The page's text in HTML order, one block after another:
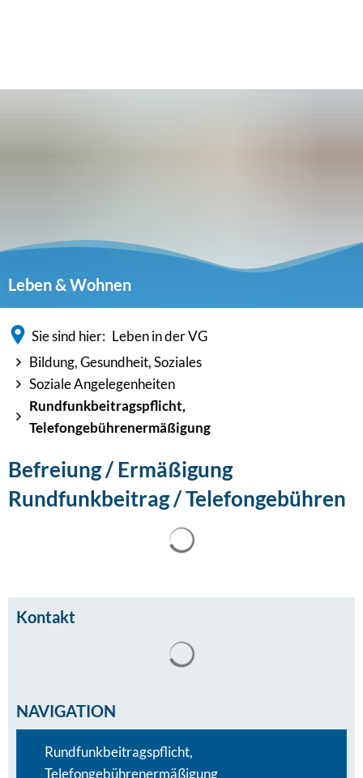
Leben & Wohnen
Sie sind hier: Leben in der VG
Bildung, Gesundheit, Soziales
Soziale Angelegenheiten
Rundfunkbeitragspflicht,
Telefongebührenermäßigung
Befreiung / Ermäßigung
Rundfunkbeitrag / Telefongebühren
Kontakt
NAVIGATION
Rundfunkbeitragspflicht,
Telefongebührenermäßigung